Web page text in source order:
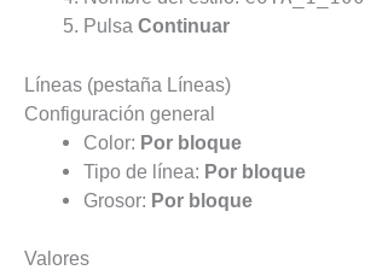
PulsaContinuar
Líneas (pestaña Líneas)
Configuración general
Color: Por bloque
Tipo de línea: Por bloque
Grosor: Por bloque
Valores